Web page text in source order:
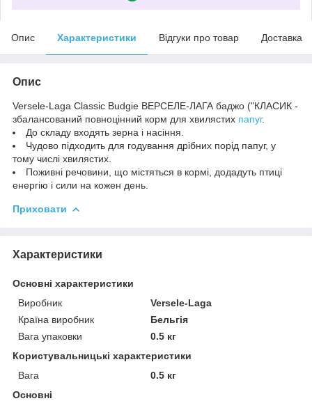
Опис Характеристики Відгуки про товар Доставка
Опис
Versele-Laga Classic Budgie ВЕРСЕЛЕ-ЛАГА баджо ("КЛАСИК -
збалансований повноцінний корм для хвилястих папуг.
До складу входять зерна і насіння.
Чудово підходить для годування дрібних порід папуг, у
тому числі хвилястих.
Поживні речовини, що містяться в кормі, додадуть птиці
енергію і сили на кожен день.
Приховати
Характеристики
Основні характеристики
Виробник
Versele-Laga
Країна виробник
Бельгія
Вага упаковки
0.5 кг
Користувальницькі характеристики
Вага
0.5 кг
Основні